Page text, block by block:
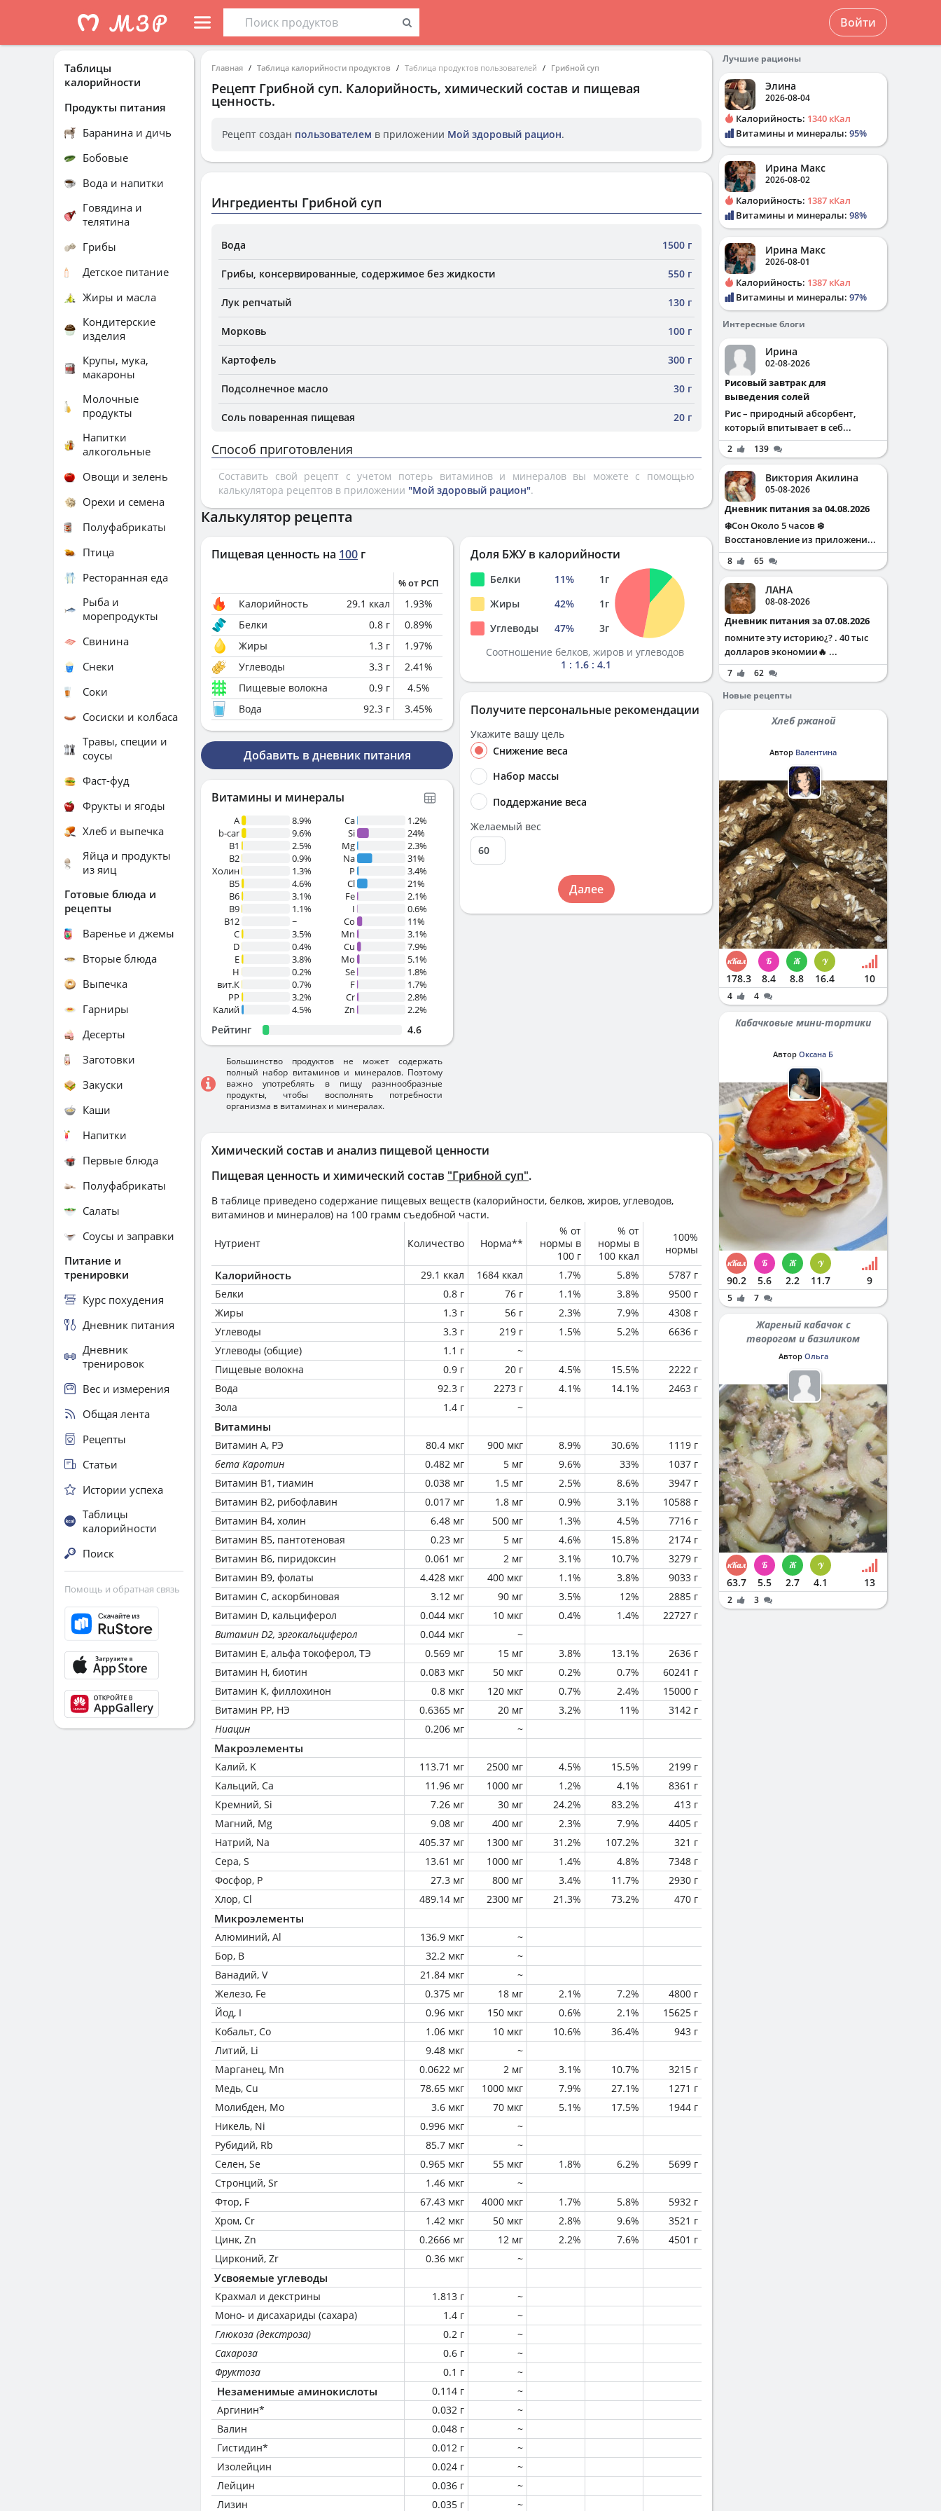
Войти
Главная Таблица калорийности продуктов Таблица продуктов пользователей Грибной суп
Рецепт Грибной суп. Калорийность, химический состав и пищевая
ценность.
Рецепт создан пользователем в приложении Мой здоровый рацион.
Ингредиенты Грибной суп
Вода 1500 г
Грибы, консервированные, содержимое без жидкости 550 г
Лук репчатый 130 г
Морковь 100 г
Картофель 300 г
Подсолнечное масло 30 г
Соль поваренная пищевая 20 г
Способ приготовления
Составить свой рецепт с учетом потерь витаминов и минералов вы можете с помощью
калькулятора рецептов в приложении "Мой здоровый рацион".
Химический состав и анализ пищевой ценности
Пищевая ценность и химический состав "Грибной суп".
В таблице приведено содержание пищевых веществ (калорийности, белков, жиров, углеводов,
витаминов и минералов) на 100 грамм съедобной части.
Нутриент Количество Норма**
% от
нормы в
100 г
% от
нормы в
100 ккал
100%
нормы
Калорийность 29.1 ккал 1684 ккал 1.7% 5.8%
5787 г
Белки
0.8 г 76 г 1.1% 3.8%
9500 г
Жиры
1.3 г 56 г 2.3% 7.9%
4308 г
Углеводы
3.3 г 219 г 1.5% 5.2%
6636 г
Углеводы (общие)
1.1 г
~
Пищевые волокна
0.9 г 20 г 4.5% 15.5%
2222 г
Вода
92.3 г 2273 г 4.1% 14.1%
2463 г
Зола
1.4 г ~
Витамины
Витамин А, РЭ 80.4 мкг 900 мкг 8.9% 30.6%
1119 г
бета Каротин
0.482 мг 5 мг 9.6% 33%
1037 г
Витамин В1, тиамин
0.038 мг 1.5 мг 2.5% 8.6%
3947 г
Витамин В2, рибофлавин
0.017 мг 1.8 мг 0.9% 3.1%
10588 г
Витамин В4, холин
6.48 мг 500 мг 1.3% 4.5%
7716 г
Витамин В5, пантотеновая
0.23 мг 5 мг 4.6% 15.8%
2174 г
Витамин В6, пиридоксин
0.061 мг 2 мг 3.1% 10.7%
3279 г
Витамин В9, фолаты
4.428 мкг 400 мкг 1.1% 3.8%
9033 г
Витамин C, аскорбиновая
3.12 мг 90 мг 3.5% 12%
2885 г
Витамин D, кальциферол
0.044 мкг 10 мкг 0.4% 1.4%
22727 г
Витамин D2, эргокальциферол
0.044 мкг
~
Витамин Е, альфа токоферол, ТЭ
0.569 мг 15 мг 3.8% 13.1%
2636 г
Витамин Н, биотин
0.083 мкг 50 мкг 0.2% 0.7%
60241 г
Витамин К, филлохинон
0.8 мкг 120 мкг 0.7% 2.4%
15000 г
Витамин РР, НЭ
0.6365 мг 20 мг 3.2% 11%
3142 г
Ниацин
0.206 мг ~
Макроэлементы
Калий, K 113.71 мг 2500 мг 4.5% 15.5%
2199 г
Кальций, Ca
11.96 мг 1000 мг 1.2% 4.1%
8361 г
Кремний, Si
7.26 мг 30 мг 24.2% 83.2%
413 г
Магний, Mg
9.08 мг 400 мг 2.3% 7.9%
4405 г
Натрий, Na
405.37 мг 1300 мг 31.2% 107.2%
321 г
Сера, S
13.61 мг 1000 мг 1.4% 4.8%
7348 г
Фосфор, P
27.3 мг 800 мг 3.4% 11.7%
2930 г
Хлор, Cl
489.14 мг 2300 мг 21.3% 73.2% 470 г
Микроэлементы
Алюминий, Al 136.9 мкг
~
Бор, B
32.2 мкг
~
Ванадий, V
21.84 мкг
~
Железо, Fe
0.375 мг 18 мг 2.1% 7.2%
4800 г
Йод, I
0.96 мкг 150 мкг 0.6% 2.1%
15625 г
Кобальт, Co
1.06 мкг 10 мкг 10.6% 36.4%
943 г
Литий, Li
9.48 мкг
~
Марганец, Mn
0.0622 мг 2 мг 3.1% 10.7%
3215 г
Медь, Cu
78.65 мкг 1000 мкг 7.9% 27.1%
1271 г
Молибден, Mo
3.6 мкг 70 мкг 5.1% 17.5%
1944 г
Никель, Ni
0.996 мкг
~
Рубидий, Rb
85.7 мкг
~
Селен, Se
0.965 мкг 55 мкг 1.8% 6.2%
5699 г
Стронций, Sr
1.46 мкг
~
Фтор, F
67.43 мкг 4000 мкг 1.7% 5.8%
5932 г
Хром, Cr
1.42 мкг 50 мкг 2.8% 9.6%
3521 г
Цинк, Zn
0.2666 мг 12 мг 2.2% 7.6%
4501 г
Цирконий, Zr
0.36 мкг ~
Усвояемые углеводы
Крахмал и декстрины 1.813 г
~
Моно- и дисахариды (сахара)
1.4 г
~
Глюкоза (декстроза)
0.2 г
~
Сахароза
0.6 г
~
Фруктоза
0.1 г ~
Незаменимые аминокислоты 0.114 г
~
Аргинин*
0.032 г
~
Валин
0.048 г
~
Гистидин*
0.012 г
~
Изолейцин
0.024 г
~
Лейцин
0.036 г
~
Лизин
0.035 г ~
Калькулятор рецепта
Пищевая ценность на 100 г
% от РСП
Калорийность 29.1 ккал 1.93%
Белки
0.8 г 0.89%
Жиры
1.3 г 1.97%
Углеводы
3.3 г 2.41%
Пищевые волокна
0.9 г 4.5%
Вода
92.3 г 3.45%
Добавить в дневник питания
Витамины и минералы
A
8.9%
b-car
9.6%
В1
2.5%
B2
0.9%
Холин
1.3%
B5
4.6%
B6
3.1%
B9
1.1%
B12
~
C
3.5%
D
0.4%
E
3.8%
H
0.2%
вит.К
0.7%
PP
3.2%
Калий
4.5%
Ca
1.2%
Si
24%
Mg
2.3%
Na
31%
P
3.4%
Cl
21%
Fe
2.1%
I
0.6%
Co
11%
Mn
3.1%
Cu
7.9%
Mo
5.1%
Se
1.8%
F
1.7%
Cr
2.8%
Zn
2.2%
Рейтинг 4.6
Большинство продуктов не может содержать
полный набор витаминов и минералов. Поэтому
важно употреблять в пищу разннообразные
продукты, чтобы восполнять потребности
организма в витаминах и минералах.
Доля БЖУ в калорийности
Белки 11% 1г
Жиры
42% 1г
Углеводы
47% 3г
Соотношение белков, жиров и углеводов
1 : 1.6 : 4.1
Получите персональные рекомендации
Укажите вашу цель
Снижение веса
Набор массы
Поддержание веса
Желаемый вес
Далее
Таблицы
калорийности
Продукты питания
Баранина и дичь
Бобовые
Вода и напитки
Говядина и
телятина
Грибы
Детское питание
Жиры и масла
Кондитерские
изделия
Крупы, мука,
макароны
Молочные
продукты
Напитки
алкогольные
Овощи и зелень
Орехи и семена
Полуфабрикаты
Птица
Ресторанная еда
Рыба и
морепродукты
Свинина
Снеки
Соки
Сосиски и колбаса
Травы, специи и
соусы
Фаст-фуд
Фрукты и ягоды
Хлеб и выпечка
Яйца и продукты
из яиц
Готовые блюда и
рецепты
Варенье и джемы
Вторые блюда
Выпечка
Гарниры
Десерты
Заготовки
Закуски
Каши
Напитки
Первые блюда
Полуфабрикаты
Салаты
Соусы и заправки
Питание и
тренировки
Курс похудения
Дневник питания
Дневник
тренировок
Вес и измерения
Общая лента
Рецепты
Статьи
Истории успеха
Таблицы
калорийности
Поиск
Помощь и обратная связь
Лучшие рационы
Элина
2026-08-04
Калорийность: 1340 кКал
Витамины и минералы: 95%
Ирина Макс
2026-08-02
Калорийность: 1387 кКал
Витамины и минералы: 98%
Ирина Макс
2026-08-01
Калорийность: 1387 кКал
Витамины и минералы: 97%
Интересные блоги
Ирина
02-08-2026
Рисовый завтрак для
выведения солей
Рис – природный абсорбент,
который впитывает в себ...
2 139
Виктория Акилина
05-08-2026
Дневник питания за 04.08.2026
❄️Сон Около 5 часов ❄️
Восстановление из приложени...
8 65
ЛАНА
08-08-2026
Дневник питания за 07.08.2026
помните эту историю¿? . 40 тыс
долларов экономии🔥 ...
7
62
Новые рецепты
Хлеб ржаной
Автор Валентина
178.3 8.4 8.8 16.4 10
4 4
Кабачковые мини-тортики
Автор Оксана Б
90.2 5.6 2.2 11.7 9
5 7
Жареный кабачок с
творогом и базиликом
Автор Ольга
63.7 5.5 2.7 4.1 13
2 3